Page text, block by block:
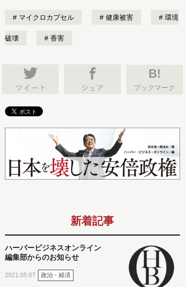
マイクロカプセル 健康被害 環境
破壊 香害
B!
ブックマーク
新着記事
ハーバービジネスオンライン
編集部からのお知らせ
2021.05.07 政治・経済